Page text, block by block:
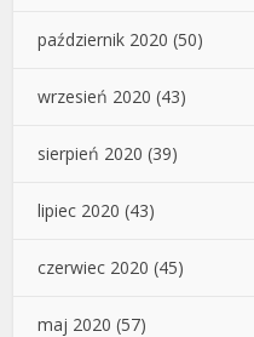
październik 2020 (50)
wrzesień 2020 (43)
sierpień 2020 (39)
lipiec 2020 (43)
czerwiec 2020 (45)
maj 2020 (57)